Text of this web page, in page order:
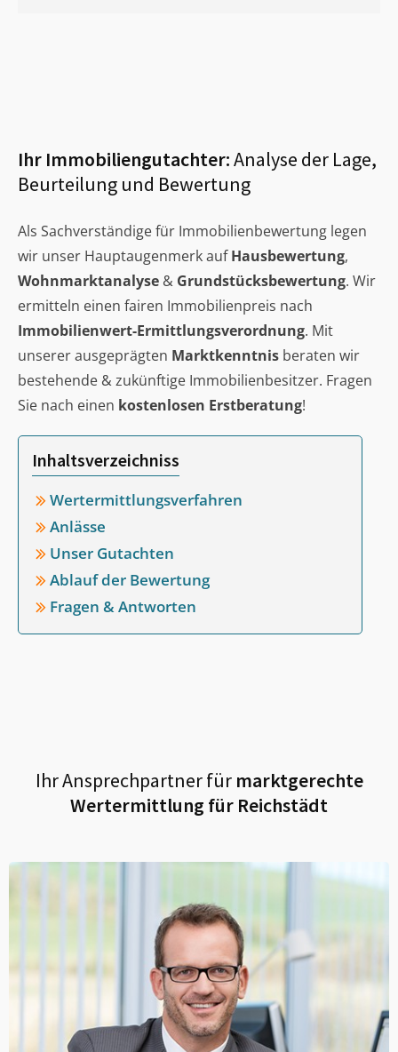
Ihr Immobiliengutachter:Analyse der Lage,
Beurteilung und Bewertung
Als Sachverständige für Immobilienbewertung legen
wir unser Hauptaugenmerk aufHausbewertung,
Wohnmarktanalyse & Grundstücksbewertung. Wir
ermitteln einen fairen Immobilienpreis nach
Immobilienwert-Ermittlungsverordnung. Mit
unserer ausgeprägten Marktkenntnis beraten wir
bestehende & zukünftige Immobilienbesitzer. Fragen
Sie nach einen kostenlosen Erstberatung!
Inhaltsverzeichniss
Wertermittlungsverfahren
Anlässe
Unser Gutachten
Ablauf der Bewertung
Fragen & Antworten
Ihr Ansprechpartner fürmarktgerechte
Wertermittlung für Reichstädt